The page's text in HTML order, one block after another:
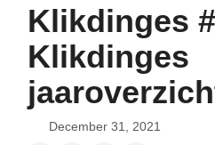
Klikdinges
Klikdinges
December 31, 2021